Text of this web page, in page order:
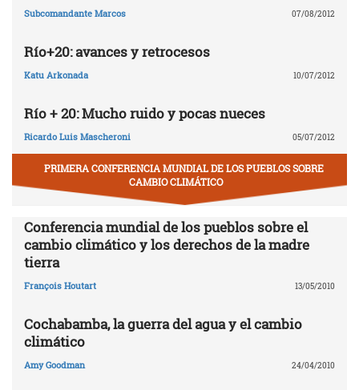
Subcomandante Marcos 07/08/2012
Río+20: avances y retrocesos
Katu Arkonada 10/07/2012
Río + 20: Mucho ruido y pocas nueces
Ricardo Luis Mascheroni 05/07/2012
PRIMERA CONFERENCIA MUNDIAL DE LOS PUEBLOS SOBRE
CAMBIO CLIMÁTICO
Conferencia mundial de los pueblos sobre el
cambio climático y los derechos de la madre
tierra
François Houtart 13/05/2010
Cochabamba, la guerra del agua y el cambio
climático
Amy Goodman 24/04/2010